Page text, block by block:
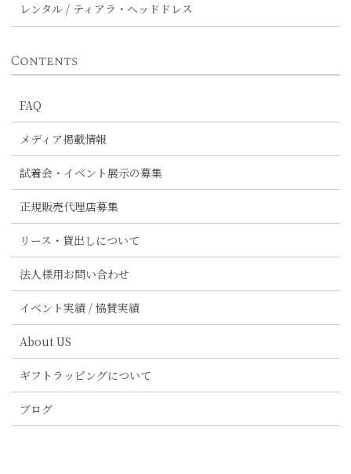
レンタル / ティアラ・ヘッドドレス
Contents
試着会・イベント展示の募集
リース・貸出しについて
正規販売代理店募集
メディア掲載情報
FAQ
法人様用お問い合わせ
イベント実績 / 協賛実績
About US
ギフトラッピングについて
ブログ